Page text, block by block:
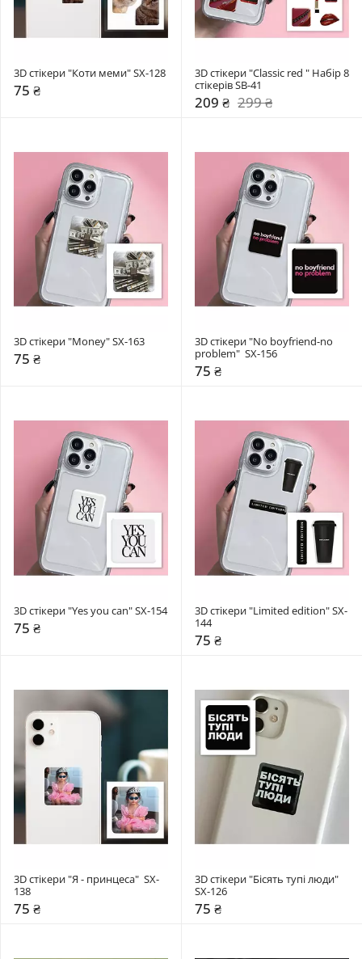
3D стікери "Коти меми" SX-128
75 ₴
3D стікери "Classic red " Набір 8
стікерів SB-41
209 ₴ 299 ₴
3D стікери "Money" SX-163
75 ₴
3D стікери "No boyfriend-no
problem"  SX-156
75 ₴
3D стікери "Yes you can" SX-154
75 ₴
3D стікери "Limited edition" SX-
144
75 ₴
3D стікери "Я - принцеса"  SX-
138
75 ₴
3D стікери "Бісять тупі люди"
SX-126
75 ₴